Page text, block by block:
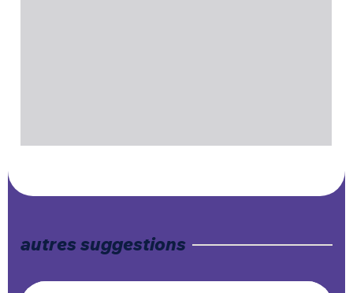
autres suggestions